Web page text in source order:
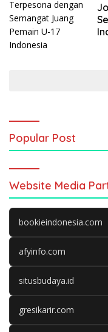
Popular Post
Website Media
bookieindonesia.com
afyinfo.com
situsbudaya.id
gresikarir.com